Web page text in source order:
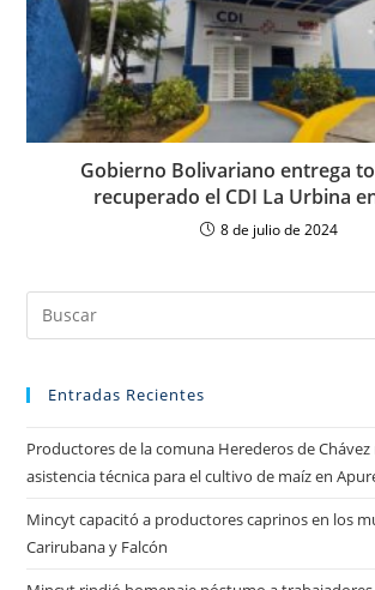
Gobierno Bolivariano entrega
recuperado el CDI La Urbina
8 de julio de 2024
Entradas Recientes
Productores de la comuna Herederos de
asistencia técnica para el cultivo de maíz en
Mincyt capacitó a productores caprinos en los
Carirubana y Falcón